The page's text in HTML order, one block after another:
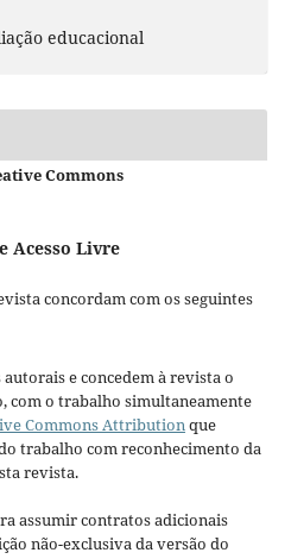
educacional
Commons
Acesso Livre
concordam com os seguintes
e concedem à revista o
com o trabalho simultaneamente
Commons Attributionque
trabalho com reconhecimento da
revista.
assumir contratos adicionais
não-exclusiva da versão do